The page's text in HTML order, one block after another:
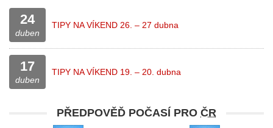
24
duben
TIPY NA VÍKEND 26. – 27 dubna
17
duben
TIPY NA VÍKEND 19. – 20. dubna
PŘEDPOVĚĎ POČASÍ PRO ČR